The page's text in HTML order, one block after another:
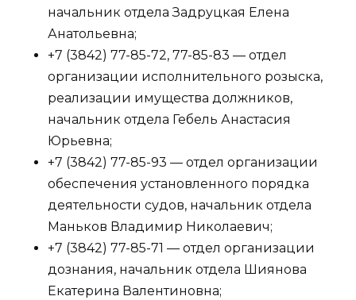
начальник отдела Задруцкая Елена
Анатольевна;
+7 (3842) 77-85-72, 77-85-83 — отдел
организации исполнительного розыска,
реализации имущества должников,
начальник отдела Гебель Анастасия
Юрьевна;
+7 (3842) 77-85-93 — отдел организации
обеспечения установленного порядка
деятельности судов, начальник отдела
Маньков Владимир Николаевич;
+7 (3842) 77-85-71 — отдел организации
дознания, начальник отдела Шиянова
Екатерина Валентиновна;